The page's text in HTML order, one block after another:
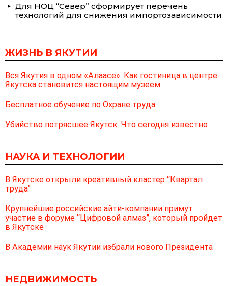
Для НОЦ “Север” сформирует перечень
технологий для снижения импортозависимости
ЖИЗНЬ В ЯКУТИИ
Вся Якутия в одном «Алаасе». Как гостиница в центре
Якутска становится настоящим музеем
Бесплатное обучение по Охране труда
Убийство потрясшее Якутск. Что сегодня известно
НАУКА И ТЕХНОЛОГИИ
В Якутске открыли креативный кластер “Квартал
труда”
Крупнейшие российские айти-компании примут
участие в форуме “Цифровой алмаз”, который пройдет
в Якутске
В Академии наук Якутии избрали нового Президента
НЕДВИЖИМОСТЬ